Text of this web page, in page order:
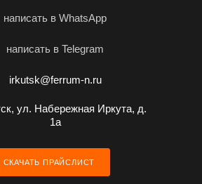
написать в WhatsApp
написать в Telegram
irkutsk@ferrum-n.ru
ул. Набережная Иркута, д.
1а
СКАЧАТЬ ПРАЙСЛИСТ